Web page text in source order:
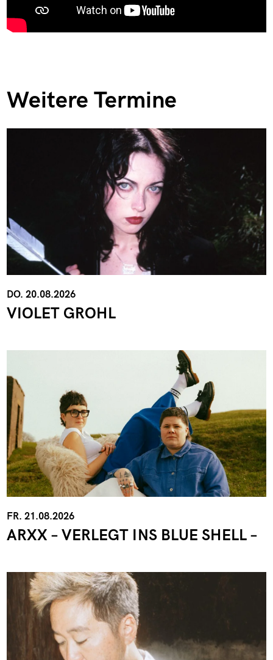
Weitere Termine
DO. 20.08.2026
VIOLET GROHL
FR. 21.08.2026
ARXX – VERLEGT INS BLUE SHELL –